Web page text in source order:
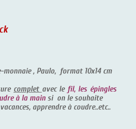
, Paulo, format 10x14 cm
complet avec le fil, les épingles
à la main si on le souhaite
apprendre à coudre..etc..